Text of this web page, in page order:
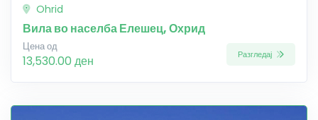
Ohrid
Вила во населба Елешец, Охрид
Цена од
13,530.00 ден Разгледај